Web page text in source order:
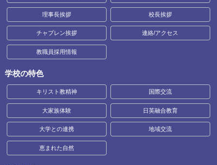
理事長挨拶 校長挨拶
チャプレン挨拶 連絡/アクセス
教職員採用情報
学校の特色
キリスト教精神 国際交流
大家族体験 日英融合教育
大学との連携 地域交流
恵まれた自然